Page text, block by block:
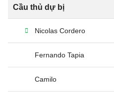
Cầu thủ dự bị
Nicolas Cordero
Fernando Tapia
Camilo